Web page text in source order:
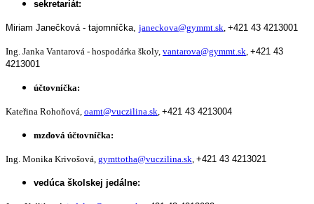
sekretariát:
Miriam Janečková - tajomníčka, janeckova@gymmt.sk, +421 43 4213001
Ing. Janka Vantarová - hospodárka školy, vantarova@gymmt.sk, +421 43
4213001
účtovníčka:
Kateřina Rohoňová, oamt@vuczilina.sk, +421 43 4213004
mzdová účtovníčka:
Ing. Monika Krivošová, gymttotha@vuczilina.sk, +421 43 4213021
vedúca školskej jedálne: